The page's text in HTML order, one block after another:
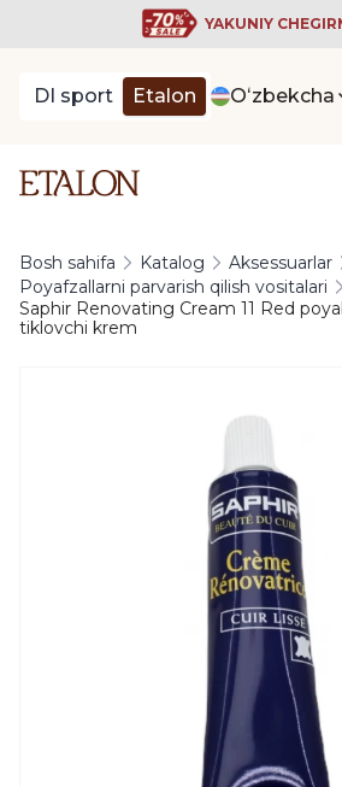
YAKUNIY
DI sport Etalon Oʻzbekcha
Bosh sahifa Katalog
Aksessuarlar
Poyafzallarni parvarish qilish vositalari
Saphir Renovating Cream 11 Red
tiklovchi krem